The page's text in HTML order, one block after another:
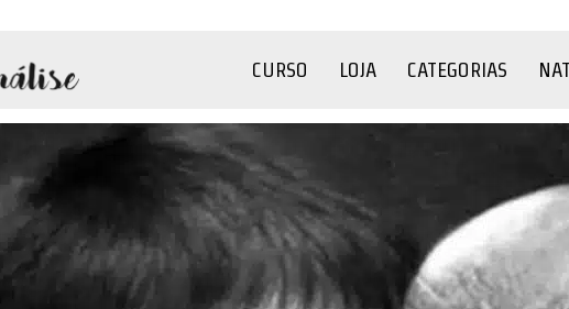
da
CURSO LOJA CATEGORIAS